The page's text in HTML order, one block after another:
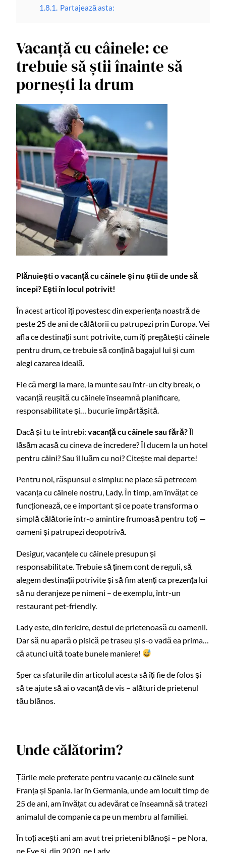
1.8.1. Partajează asta:
Vacanță cu câinele: ce
trebuie să știi înainte să
pornești la drum
Plănuiești o vacanță cu câinele și nu știi de unde să
începi? Ești în locul potrivit!
În acest articol îți povestesc din experiența noastră de
peste 25 de ani de călătorii cu patrupezi prin Europa. Vei
afla ce destinații sunt potrivite, cum îți pregătești câinele
pentru drum, ce trebuie să conțină bagajul lui și cum
alegi cazarea ideală.
Fie că mergi la mare, la munte sau într-un city break, o
vacanță reușită cu câinele înseamnă planificare,
responsabilitate și… bucurie împărtășită.
Dacă și tu te întrebi: vacanță cu câinele sau fără?Îl
lăsăm acasă cu cineva de încredere? Îl ducem la un hotel
pentru câini? Sau îl luăm cu noi? Citește mai departe!
Pentru noi, răspunsul e simplu: ne place să petrecem
vacanța cu câinele nostru, Lady. În timp, am învățat ce
funcționează, ce e important și ce poate transforma o
simplă călătorie într-o amintire frumoasă pentru toți —
oameni și patrupezi deopotrivă.
Desigur, vacanțele cu câinele presupun și
responsabilitate. Trebuie să ținem cont de reguli, să
alegem destinații potrivite și să fim atenți ca prezența lui
să nu deranjeze pe nimeni – de exemplu, într-un
restaurant pet-friendly.
Lady este, din fericire, destul de prietenoasă cu oamenii.
Dar să nu apară o pisică pe traseu și s-o vadă ea prima…
că atunci uită toate bunele maniere!
Sper ca sfaturile din articolul acesta să îți fie de folos și
să te ajute să ai o vacanță de vis – alături de prietenul
tău blănos.
Unde călătorim?
Țările mele preferate pentru vacanțe cu câinele sunt
Franța și Spania. Iar în Germania, unde am locuit timp de
25 de ani, am învățat cu adevărat ce înseamnă să tratezi
animalul de companie ca pe un membru al familiei.
În toți acești ani am avut trei prieteni blănoși – pe Nora,
pe Eve și, din 2020, pe Lady.